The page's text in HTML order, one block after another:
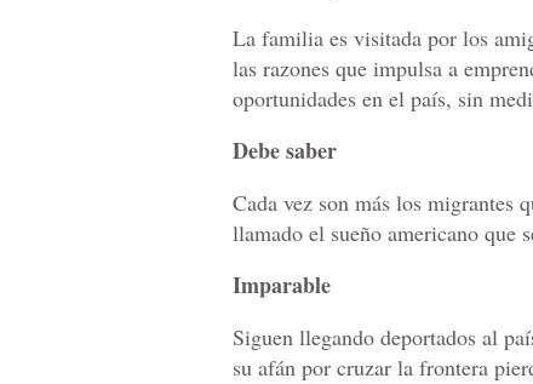
La familia es visitada por los
las razones que impulsa a
oportunidades en el país, sin
Debe saber
Cada vez son más los migrantes
llamado el sueño americano que
Imparable
Siguen llegando deportados al
su afán por cruzar la frontera